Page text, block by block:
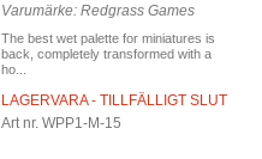
Varumärke: Redgrass Games
The best wet palette for miniatures is
back, completely transformed with a
ho...
LAGERVARA - TILLFÄLLIGT SLUT
Art nr. WPP1-M-15